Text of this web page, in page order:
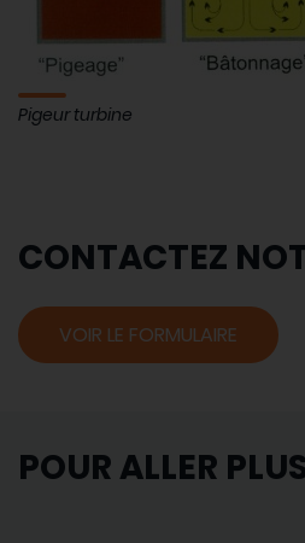
Pigeur turbine
CONTACTEZ
VOIR LE FORMULAIRE
POUR ALLER